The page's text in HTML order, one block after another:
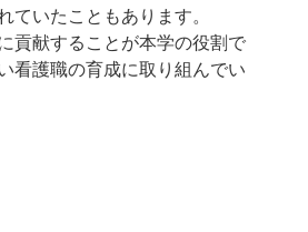
ていたこともあります。
貢献することが本学の役割で
看護職の育成に取り組んでい